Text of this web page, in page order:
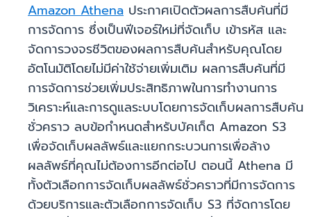
Amazon Athena ประกาศเปิดตัวผลการสืบค้นที่มี
การจัดการ ซึ่งเป็นฟีเจอร์ใหม่ที่จัดเก็บ เข้ารหัส และ
จัดการวงจรชีวิตของผลการสืบค้นสำหรับคุณโดย
อัตโนมัติโดยไม่มีค่าใช้จ่ายเพิ่มเติม ผลการสืบค้นที่มี
การจัดการช่วยเพิ่มประสิทธิภาพในการทำงานการ
วิเคราะห์และการดูแลระบบโดยการจัดเก็บผลการสืบค้น
ชั่วคราว ลบข้อกำหนดสำหรับบัคเก็ต Amazon S3
เพื่อจัดเก็บผลลัพธ์และแยกกระบวนการเพื่อล้าง
ผลลัพธ์ที่คุณไม่ต้องการอีกต่อไป ตอนนี้ Athena มี
ทั้งตัวเลือกการจัดเก็บผลลัพธ์ชั่วคราวที่มีการจัดการ
ด้วยบริการและตัวเลือกการจัดเก็บ S3 ที่จัดการโดย